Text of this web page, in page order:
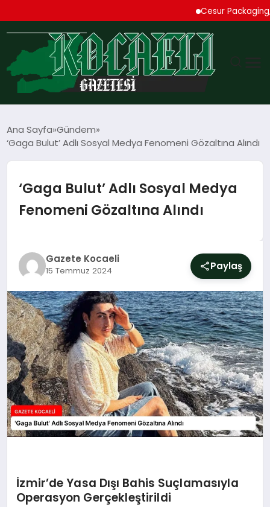
Cesur Packaging,
TEKNOLOJI
EKONOMI
SPOR
SIYASET
YAŞAM
DÜNYA
SAĞLIK
EĞITIM
Ana Sayfa Gündem
‘Gaga Bulut’ Adlı Sosyal Medya Fenomeni Gözaltına Alındı
‘Gaga Bulut’ Adlı Sosyal Medya
Fenomeni Gözaltına Alındı
Gazete Kocaeli
15 Temmuz 2024 Paylaş
İzmir’de Yasa Dışı Bahis Suçlamasıyla
Operasyon Gerçekleştirildi